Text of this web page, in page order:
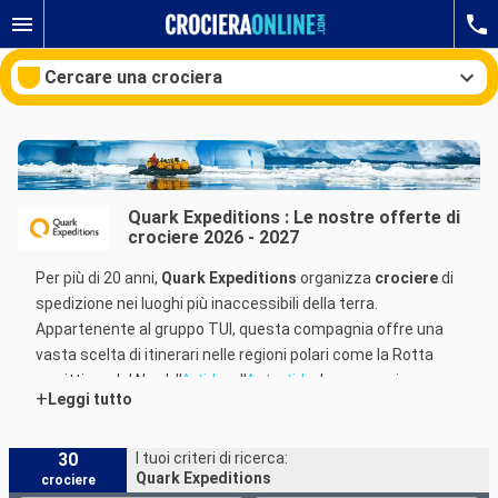
Cercare una crociera
Mesi di partenza
Porti Compagnie
Ricerca
Quark Expeditions : Le nostre offerte di
crociere 2026 - 2027
Per più di 20 anni, Quark Expeditions organizza crocieredi
spedizione nei luoghi più inaccessibili della terra.
Appartenente al gruppo TUI, questa compagnia offre una
vasta scelta di itinerari nelle regioni polari come la Rotta
marittima del Nord, l'Artide e l'Antartide
. Le sue navi sono
appositamente progettate per le acque ghiacciate.
Leader in questo tipo dicrociera,Quark Expeditions
concorrenza diretta a compagnie come
+ Leggi tutto
30
crociere
I tuoi criteri di ricerca:
Quark Expeditions